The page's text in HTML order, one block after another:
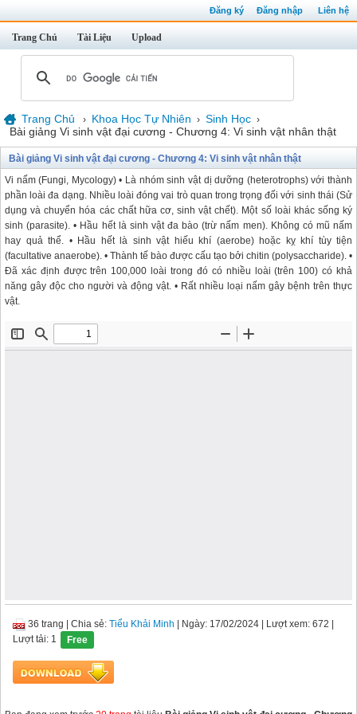
Đăng ký Đăng nhập Liên hệ
Trang Chủ Tài Liệu Upload
Trang Chủ › Khoa Học Tự Nhiên › Sinh Học ›
Bài giảng Vi sinh vật đại cương - Chương 4: Vi sinh vật nhân thật
Bài giảng Vi sinh vật đại cương - Chương 4: Vi sinh vật nhân thật
Vi nấm (Fungi, Mycology) • Là nhóm sinh vật dị dưỡng (heterotrophs) với thành
phần loài đa dạng. Nhiều loài đóng vai trò quan trong trọng đối với sinh thái (Sử
dụng và chuyển hóa các chất hữa cơ, sinh vật chết). Một số loài khác sống ký
sinh (parasite). • Hầu hết là sinh vật đa bào (trừ nấm men). Không có mũ nấm
hay quả thể. • Hầu hết là sinh vật hiếu khí (aerobe) hoặc kỵ khí tùy tiện
(facultative anaerobe). • Thành tế bào được cấu tạo bởi chitin (polysaccharide). •
Đã xác định được trên 100,000 loài trong đó có nhiều loài (trên 100) có khả
năng gây độc cho người và động vật. • Rất nhiều loại nấm gây bệnh trên thực
vật.
36 trang Chia sẻ: Tiểu Khải Minh | Ngày: 17/02/2024 | Lượt xem: 672
Lượt tải: 1
Free